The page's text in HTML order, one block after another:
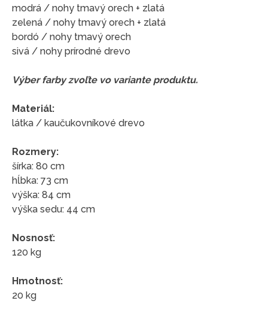
modrá / nohy tmavý orech + zlatá
zelená / nohy tmavý orech + zlatá
bordó / nohy tmavý orech
sivá / nohy prírodné drevo
Výber farby zvoľte vo variante produktu.
Materiál:
látka / kaučukovníkové drevo
Rozmery:
šírka: 80 cm
hĺbka: 73 cm
výška: 84 cm
výška sedu: 44 cm
Nosnosť:
120 kg
Hmotnosť:
20 kg